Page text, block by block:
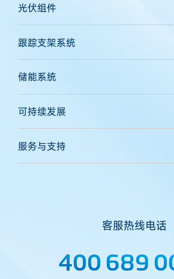
光伏组件
跟踪支架系统
储能系统
可持续发展
服务与支持
客服热线电话
400 689